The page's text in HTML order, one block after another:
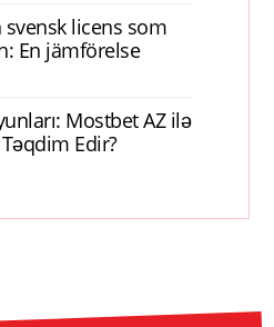
licens som
En jämförelse
Mostbet AZ ilə
Edir?